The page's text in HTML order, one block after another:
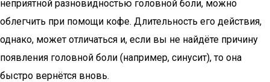
неприятной разновидностью головной боли, можно
облегчить при помощи кофе. Длительность его действия,
однако, может отличаться и, если вы не найдёте причину
появления головной боли (например, синусит), то она
быстро вернётся вновь.